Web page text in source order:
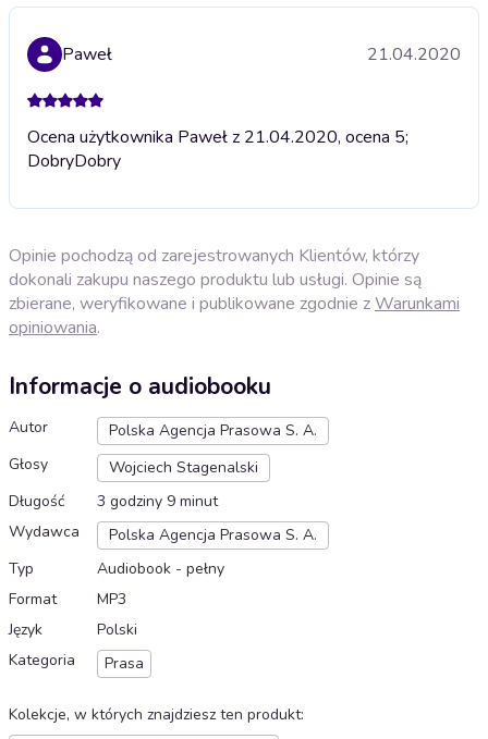
Paweł 21.04.2020
Ocena użytkownika Paweł z 21.04.2020, ocena 5;
DobryDobry
Opinie pochodzą od zarejestrowanych Klientów, którzy
dokonali zakupu naszego produktu lub usługi. Opinie są
zbierane, weryfikowane i publikowane zgodnie zWarunkami
opiniowania.
Informacje o audiobooku
Autor
Polska Agencja Prasowa S. A.
Głosy
Wojciech Stagenalski
Długość
3 godziny 9 minut
Wydawca
Polska Agencja Prasowa S. A.
Typ
Audiobook - pełny
Format
MP3
Język
Polski
Kategoria
Prasa
Kolekcje, w których znajdziesz ten produkt: